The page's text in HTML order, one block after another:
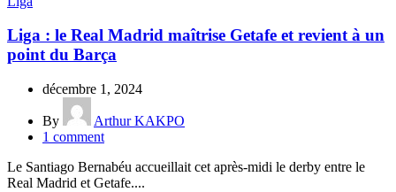
Liga : le Real Madrid maîtrise Getafe et revient à un
point du Barça
décembre 1, 2024
By
Arthur KAKPO
1 comment
Le Santiago Bernabéu accueillait cet après-midi le derby entre le
Real Madrid et Getafe....